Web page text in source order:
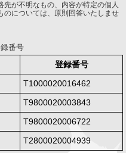
先が不明なもの、内容が特定の個人
のについては、原則回答いたしませ
番号
登録番号
T1000020016462
T9800020003843
T9800020006722
T2800020004939